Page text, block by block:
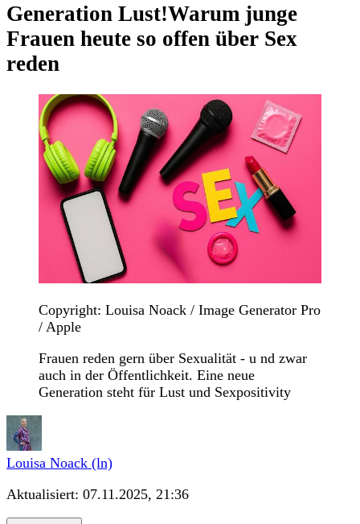
Generation Lust!Warum junge
Frauen heute so offen über Sex
reden
Copyright: Louisa Noack / Image Generator Pro
/ Apple
Frauen reden gern über Sexualität - u nd zwar
auch in der Öffentlichkeit. Eine neue
Generation steht für Lust und Sexpositivity
Louisa Noack (ln)
Aktualisiert: 07.11.2025, 21:36